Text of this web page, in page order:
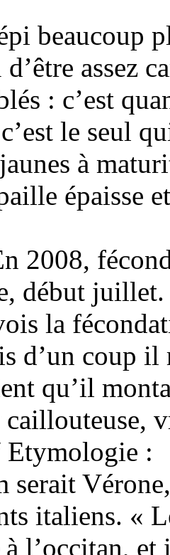
beaucoup
assez
: c’est
le seul
à
épaisse
2008,
début
la
d’un coup
qu’il
caillouteuse,
:
serait
italiens. «
à l’occitan,